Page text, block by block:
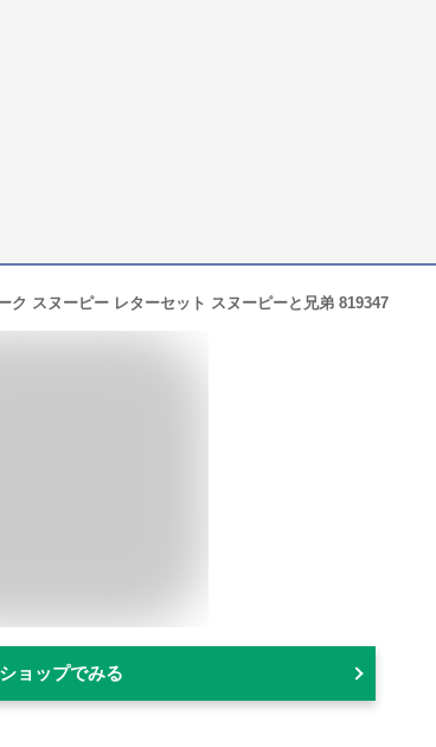
ク スヌーピー レターセット スヌーピーと兄弟 819347
ショップでみる